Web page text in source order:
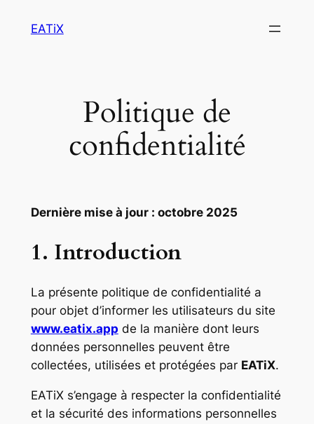
EATiX
Politique de
confidentialité
Dernière mise à jour : octobre 2025
1. Introduction
La présente politique de confidentialité a
pour objet d’informer les utilisateurs du site
www.eatix.app de la manière dont leurs
données personnelles peuvent être
collectées, utilisées et protégées par EATiX.
EATiX s’engage à respecter la confidentialité
et la sécurité des informations personnelles